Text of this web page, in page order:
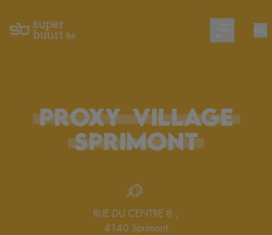
Open main
PROXY VILLAGE
SPRIMONT
RUE DU CENTRE 8 ,
4140 Sprimont